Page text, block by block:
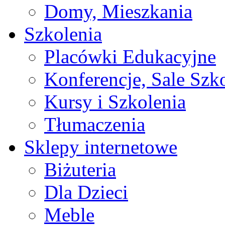
Domy, Mieszkania
Szkolenia
Placówki Edukacyjne
Konferencje, Sale
Kursy i Szkolenia
Tłumaczenia
Sklepy internetowe
Biżuteria
Dla Dzieci
Meble